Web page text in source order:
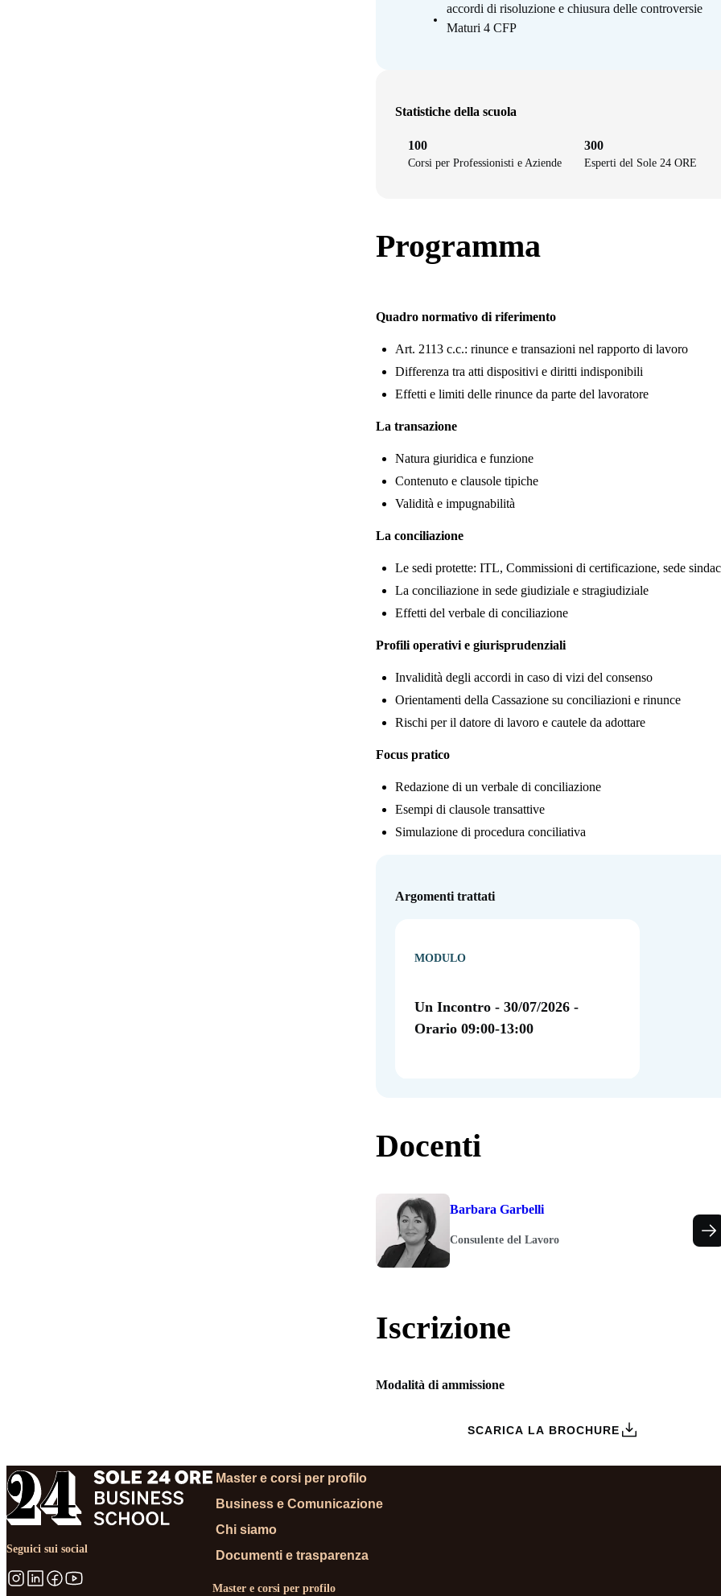
accordi di risoluzione e chiusura delle controversie
Maturi 4 CFP
Statistiche della scuola
100
Corsi per Professionisti e Aziende
300
Esperti del Sole 24 ORE
Programma
Quadro normativo di riferimento
Art. 2113 c.c.: rinunce e transazioni nel rapporto di lavoro
Differenza tra atti dispositivi e diritti indisponibili
Effetti e limiti delle rinunce da parte del lavoratore
La transazione
Natura giuridica e funzione
Contenuto e clausole tipiche
Validità e impugnabilità
La conciliazione
Le sedi protette: ITL, Commissioni di certificazione, sede
La conciliazione in sede giudiziale e stragiudiziale
Effetti del verbale di conciliazione
Profili operativi e giurisprudenziali
Invalidità degli accordi in caso di vizi del consenso
Orientamenti della Cassazione su conciliazioni e rinunce
Rischi per il datore di lavoro e cautele da adottare
Focus pratico
Redazione di un verbale di conciliazione
Esempi di clausole transattive
Simulazione di procedura conciliativa
Argomenti trattati
MODULO
Un Incontro - 30/07/2026 -
Orario 09:00-13:00
Docenti
Barbara Garbelli
Consulente del Lavoro
Iscrizione
Modalità di ammissione
SCARICA LA BROCHURE
Seguici sui social
Master e corsi per profilo
Business e Comunicazione
Chi siamo
Documenti e trasparenza
Master e corsi per profilo